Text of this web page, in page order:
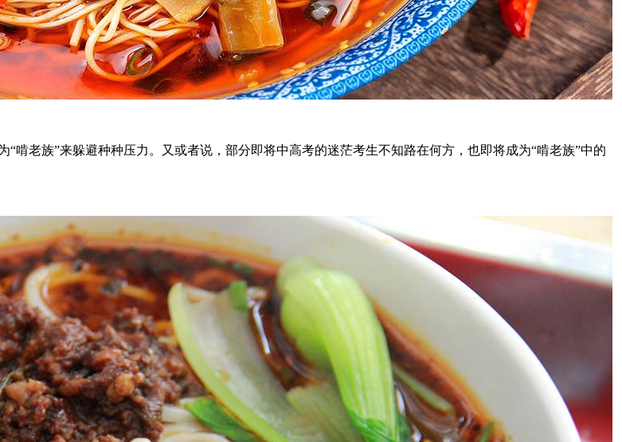
啃老族”来躲避种种压力。又或者说，部分即将中高考的迷茫考生不知路在何方，也即将成为“啃老族”中的